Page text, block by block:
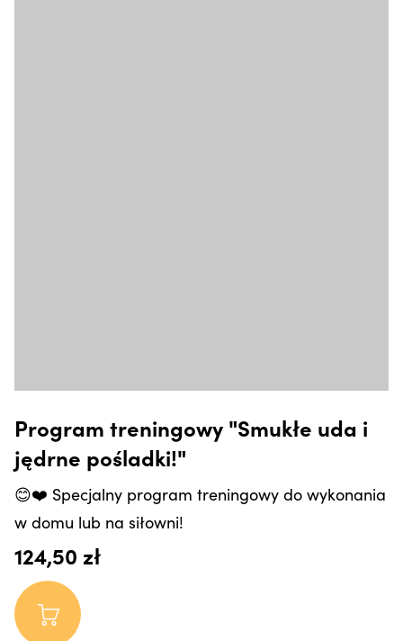
Program treningowy "Smukłe uda i
jędrne pośladki!"
😊❤️ Specjalny program treningowy do wykonania
w domu lub na siłowni!
124,50 zł